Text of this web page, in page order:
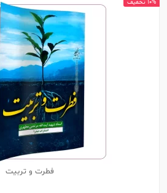
فطرت و تربیت
10% تخفیف